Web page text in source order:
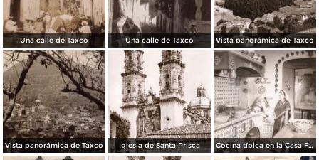
Una calle de Taxco Una calle de Taxco Vista panorámica de Taxco
Vista panorámica de Taxco Iglesia de Santa Prisca Cocina típica en la Casa Figueroa